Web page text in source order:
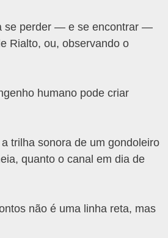
se perder — e se encontrar —
Rialto, ou, observando o
humano pode criar
trilha sonora de um gondoleiro
quanto o canal em dia de
não é uma linha reta, mas